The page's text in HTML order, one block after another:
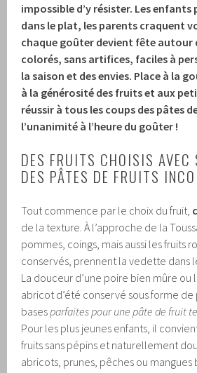
impossible d’y résister. Les
dans le plat, les parents craquent
chaque goûter devient fête autour
colorés, sans artifices, faciles à
la saison et des envies. Place à la
à la générosité des fruits et aux
réussir à tous les coups des pâtes
l’unanimité à l’heure du goûter !
DES FRUITS CHOISIS AVEC
DES PÂTES DE FRUITS
Tout commence par le choix du fruit,
de la texture. À l’approche de la
pommes, coings, mais aussi les fruits
conservés, prennent la vedette dans
La douceur d’une poire bien mûre ou
abricot d’été conservé sous forme
bases parfaites pour une pâte de fruit
Pour les plus jeunes enfants, il
fruits sans pépins et naturellement
abricots, prunes, pêches ou mangues